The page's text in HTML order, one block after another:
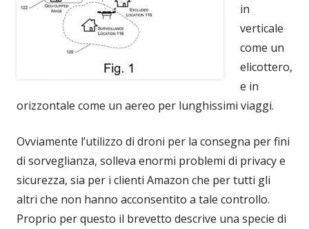
in
verticale
come un
elicottero,
e in
orizzontale come un aereo per lunghissimi viaggi.
Ovviamente l’utilizzo di droni per la consegna per fini
di sorveglianza, solleva enormi problemi di privacy e
sicurezza, sia per i clienti Amazon che per tutti gli
altri che non hanno acconsentito a tale controllo.
Proprio per questo il brevetto descrive una specie di